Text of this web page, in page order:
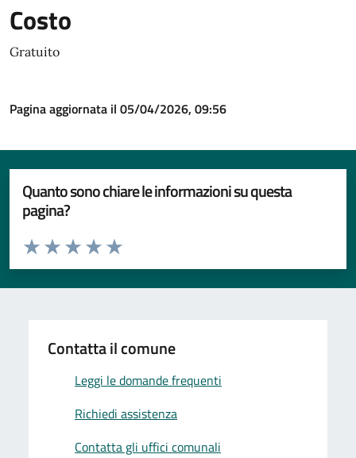
Costo
Gratuito
Pagina aggiornata il 05/04/2026, 09:56
Quanto sono chiare le informazioni su questa
pagina?
Valuta da 1 a 5 stelle la pagina
Valuta 5 stelle su 5
Valuta 4 stelle su 5
Valuta 3 stelle su 5
Valuta 2 stelle su 5
Valuta 1 stelle su 5
Contatta il comune
Leggi le domande frequenti
Richiedi assistenza
Contatta gli uffici comunali